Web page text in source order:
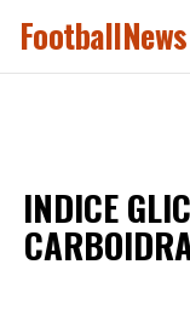
FootballNews
INDICE